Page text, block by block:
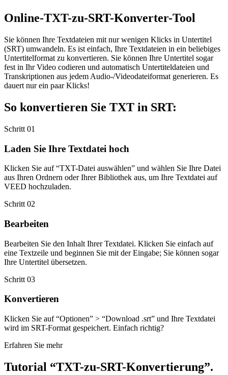
Online-TXT-zu-SRT-Konverter-Tool
Sie können Ihre Textdateien mit nur wenigen Klicks in Untertitel
(SRT) umwandeln. Es ist einfach, Ihre Textdateien in ein beliebiges
Untertitelformat zu konvertieren. Sie können Ihre Untertitel sogar
fest in Ihr Video codieren und automatisch Untertiteldateien und
Transkriptionen aus jedem Audio-/Videodateiformat generieren. Es
dauert nur ein paar Klicks!
So konvertieren Sie TXT in SRT:
Schritt 01
Laden Sie Ihre Textdatei hoch
Klicken Sie auf “TXT-Datei auswählen” und wählen Sie Ihre Datei
aus Ihren Ordnern oder Ihrer Bibliothek aus, um Ihre Textdatei auf
VEED hochzuladen.
Schritt 02
Bearbeiten
Bearbeiten Sie den Inhalt Ihrer Textdatei. Klicken Sie einfach auf
eine Textzeile und beginnen Sie mit der Eingabe; Sie können sogar
Ihre Untertitel übersetzen.
Schritt 03
Konvertieren
Klicken Sie auf “Optionen” > “Download .srt” und Ihre Textdatei
wird im SRT-Format gespeichert. Einfach richtig?
Erfahren Sie mehr
Tutorial “TXT-zu-SRT-Konvertierung”.